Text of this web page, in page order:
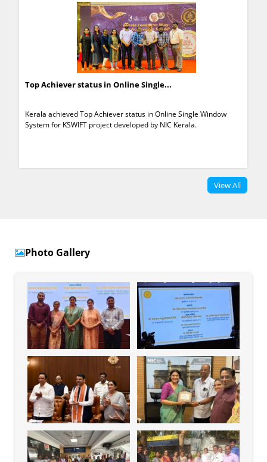
Top Achiever status in Online Single...
Kerala achieved Top Achiever status in Online Single Window
System for KSWIFT project developed by NIC Kerala.
View All
Photo Gallery